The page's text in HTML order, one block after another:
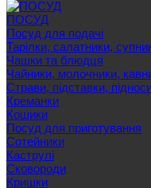
ПОСУД
Посуд для подачі
Тарілки, салатники,
Чашки та блюдця
Чайники, молочники,
Страви, підставки,
Креманки
Кошики
Посуд для приготування
Сотейники
Каструлі
Сковороди
Кришки